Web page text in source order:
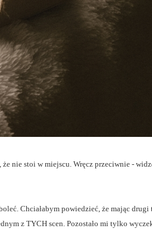
nie stoi w miejscu. Wręcz przeciwnie -
Chciałabym powiedzieć, że mając drugi
z TYCH scen. Pozostało mi tylko